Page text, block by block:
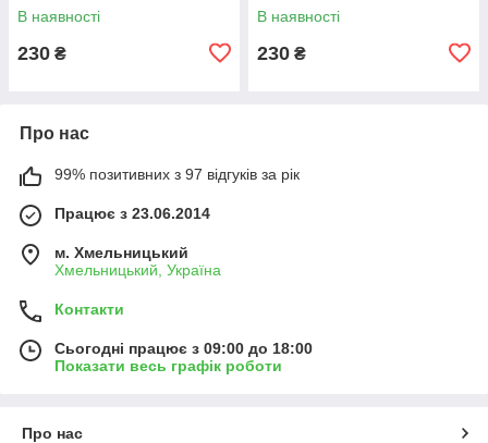
В наявності
230 ₴
В наявності
230 ₴
Про нас
99% позитивних з 97 відгуків за рік
Працює з 23.06.2014
м. Хмельницький
Хмельницький, Україна
Контакти
Сьогодні працює з 09:00 до 18:00
Показати весь графік роботи
Про нас